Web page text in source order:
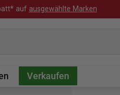
auf ausgewählte Marken
Verkaufen